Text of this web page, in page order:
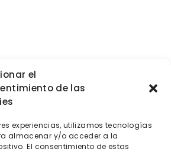
el
de las
experiencias, utilizamos tecnologías
almacenar y/o acceder a la
El consentimiento de estas
la compra de más de 60€.
en nuestra tienda física.